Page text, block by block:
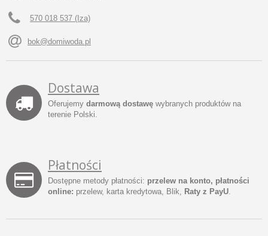
570 018 537 (Iza)
bok@domiwoda.pl
Dostawa
Oferujemy darmową dostawę wybranych produktów na
terenie Polski.
Płatności
Dostępne metody płatności: przelew na konto, płatności
online: przelew, karta kredytowa, Blik, Raty z PayU.